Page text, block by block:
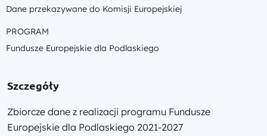
Dane przekazywane do Komisji Europejskiej
PROGRAM
Fundusze Europejskie dla Podlaskiego
Szczegóły
Zbiorcze dane z realizacji programu Fundusze
Europejskie dla Podlaskiego 2021-2027